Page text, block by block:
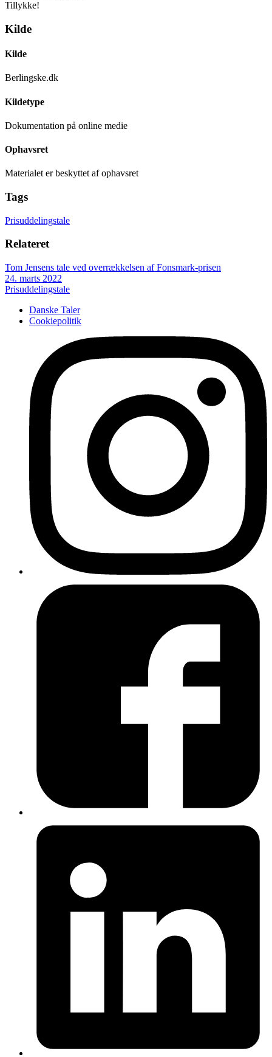
Tillykke!
Kilde
Kilde
Berlingske.dk
Kildetype
Dokumentation på online medie
Ophavsret
Materialet er beskyttet af ophavsret
Tags
Prisuddelingstale
Relateret
Tom Jensens tale ved overrækkelsen af Fonsmark-prisen
24. marts 2022
Prisuddelingstale
Danske Taler
Cookiepolitik